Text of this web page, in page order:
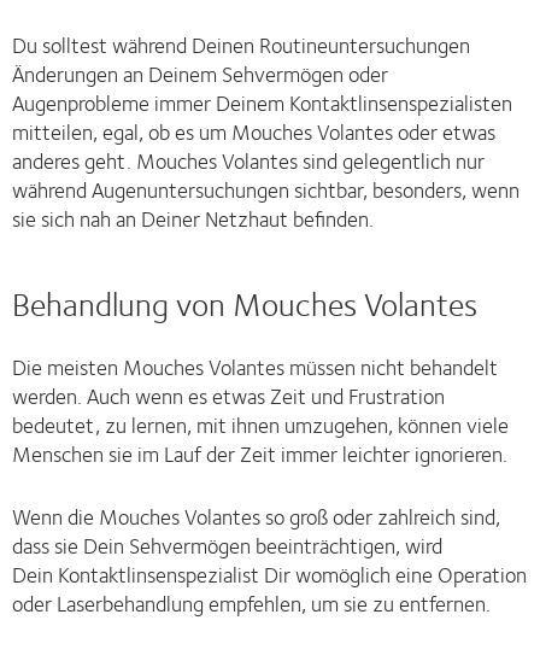
Du solltest während Deinen Routineuntersuchungen
Änderungen an Deinem Sehvermögen oder
Augenprobleme immer Deinem Kontaktlinsenspezialisten
mitteilen, egal, ob es um Mouches Volantes oder etwas
anderes geht. Mouches Volantes sind gelegentlich nur
während Augenuntersuchungen sichtbar, besonders, wenn
sie sich nah an Deiner Netzhaut befinden.
Behandlung von Mouches Volantes
Die meisten Mouches Volantes müssen nicht behandelt
werden. Auch wenn es etwas Zeit und Frustration
bedeutet, zu lernen, mit ihnen umzugehen, können viele
Menschen sie im Lauf der Zeit immer leichter ignorieren.
Wenn die Mouches Volantes so groß oder zahlreich sind,
dass sie Dein Sehvermögen beeinträchtigen, wird
Dein Kontaktlinsenspezialist Dir womöglich eine Operation
oder Laserbehandlung empfehlen, um sie zu entfernen.